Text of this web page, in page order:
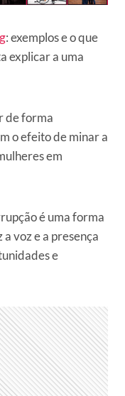
: exemplos e o que
explicar a uma
de forma
o efeito de minar a
em
é uma forma
voz e a presença
e